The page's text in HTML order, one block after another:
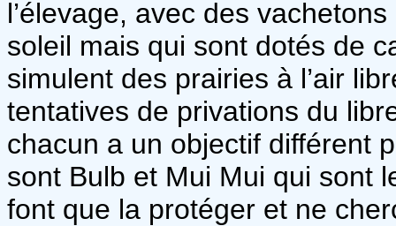
l’élevage, avec des
soleil mais qui sont dotés de
simulent des prairies à l’air
tentatives de privations du
chacun a un objectif différent
sont Bulb et Mui Mui qui sont
font que la protéger et ne